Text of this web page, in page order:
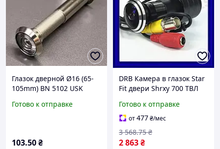
Глазок дверной Ø16 (65-
105mm) BN 5102 USK
Готово к отправке
103.50₴
DRB Камера в глазок Star
Fit двери Shrxy 700 ТВЛ
видеонаблюдения с
широким углом обзо
DRB_Q7
Готово к отправке
от477₴/мес
2 863₴
3 568.75 ₴